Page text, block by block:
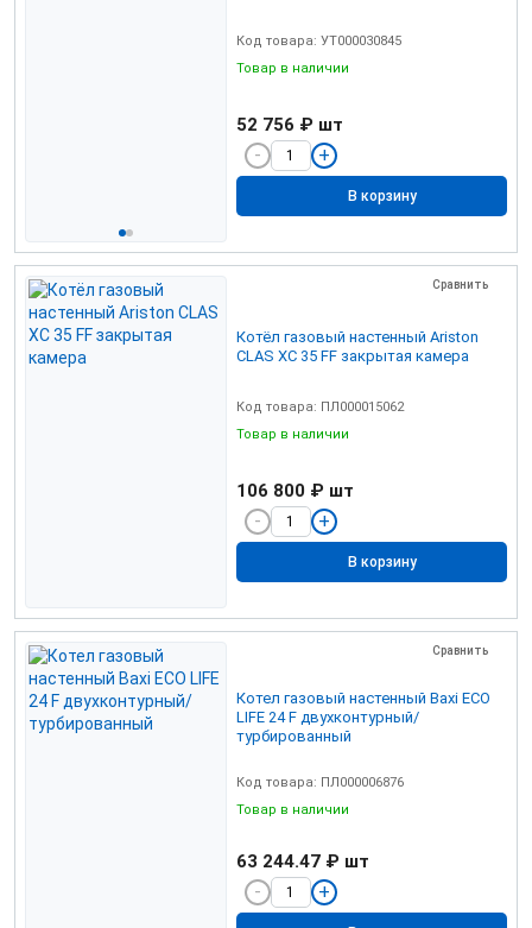
Код товара: УТ000030845
Товар в наличии
52 756 ₽ шт
В корзину
Сравнить
Котёл газовый настенный Ariston
CLAS XC 35 FF закрытая камера
Код товара: ПЛ000015062
Товар в наличии
106 800 ₽ шт
В корзину
Сравнить
Котел газовый настенный Baxi ECO
LIFE 24 F двухконтурный/
турбированный
Код товара: ПЛ000006876
Товар в наличии
63 244.47 ₽ шт